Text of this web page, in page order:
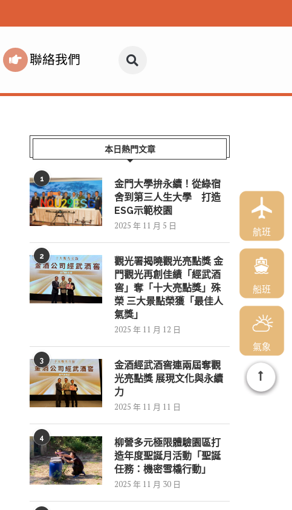
聯絡我們
本日熱門文章
1
金門大學拚永續！從綠宿
舍到第三人生大學 打造
ESG示範校園
2025 年 11 月 5 日
2
觀光署揭曉觀光亮點獎 金
門觀光再創佳績「經武酒
窖」奪「十大亮點獎」殊
榮 三大景點榮獲「最佳人
氣獎」
2025 年 11 月 12 日
3
金酒經武酒窖連兩屆奪觀
光亮點獎 展現文化與永續
力
2025 年 11 月 11 日
4
柳營多元極限體驗園區打
造年度聖誕月活動「聖誕
任務：機密雪橇行動」
2025 年 11 月 30 日
航班
船班
氣象